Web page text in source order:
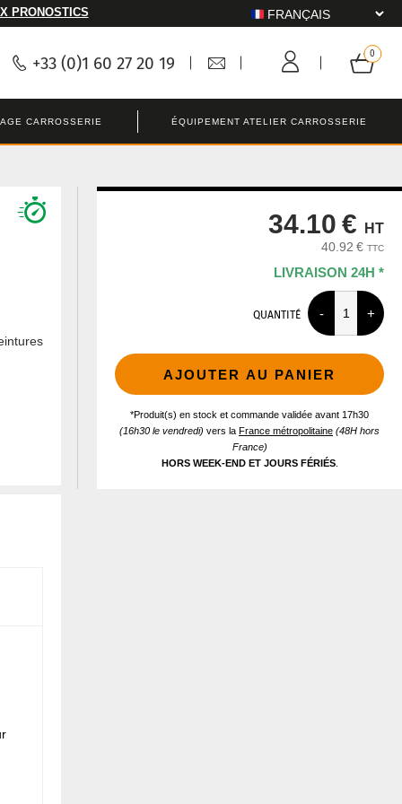
PRONOSTICS
+33 (0)1 60 27 20 19
CARROSSERIE ÉQUIPEMENT ATELIER CARROSSERIE
LIVRAISON 24H *
34.10 € HT
40.92 € TTC
QUANTITÉ
AJOUTER AU PANIER
*Produit(s) en stock et commande validée avant 17h30
(16h30 le vendredi) vers la France métropolitaine (48H hors
France)
HORS WEEK-END ET JOURS FÉRIÉS.